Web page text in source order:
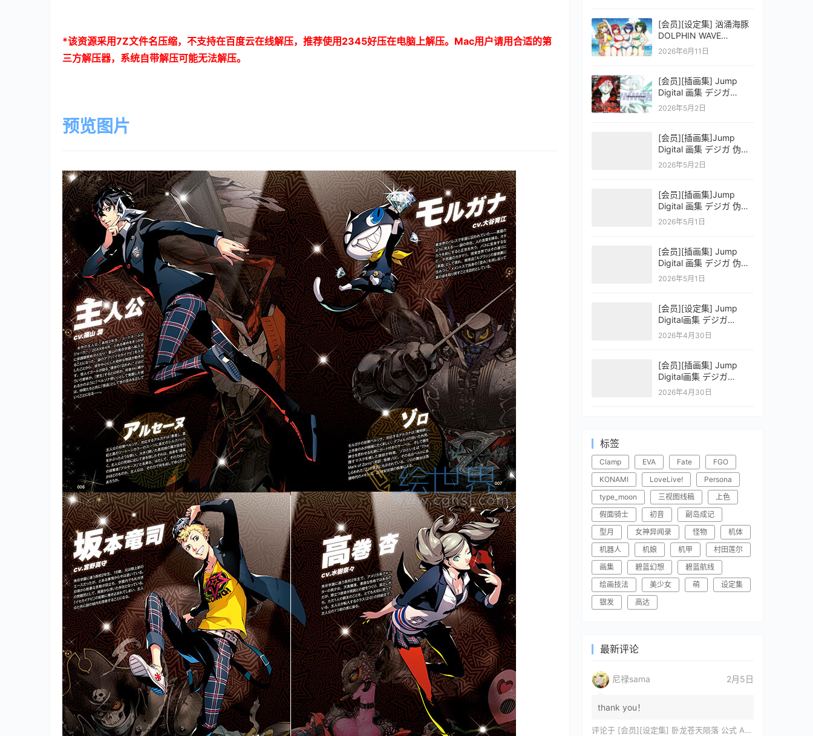
*该资源采用7Z文件名压缩，不支持在百度云在线解压，推荐使用 2345好压在电脑上解压。 Mac用户请用合适的第
三方解压器，系统自带解压可能无法解压。
预览图片
[会员][设定集] 汹涌海豚
DOLPHIN WAVE
OFFICIAL VISUAL
2026年6月11日
[会员][插画集] Jump
Digital 画集 デジガ
D.Gray-man
2026年5月2日
[会员][插画集]Jump
Digital 画集 デジガ 伪恋
ニセコイ 3
2026年5月2日
[会员][插画集]Jump
Digital 画集 デジガ 伪恋
ニセコイ 2
2026年5月1日
[会员][插画集] Jump
Digital 画集 デジガ 伪恋
ニセコイ 1
2026年5月1日
[会员][设定集] Jump
Digital画集 デジガ
CLAYMORE 2
2026年4月30日
[会员][插画集] Jump
Digital画集 デジガ
CLAYMORE 1
2026年4月30日
标签
Clamp EVA Fate
FGO
KONAMI
LoveLive!
Persona
type_moon
三视图线稿
上色
假面骑士
初音
副岛成记
型月
女神异闻录 怪物
机体
机器人
机娘 机甲
村田莲尔
画集
碧蓝幻想
碧蓝航线
绘画技法
美少女 萌
设定集
银发
高达
最新评论
尼禄sama 2月5日
thank you！
评论于 [会员][设定集] 卧龙苍天陨落 公式 ARTWORKS[DL]